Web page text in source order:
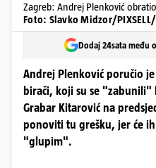
Zagreb: Andrej Plenković
Foto: Slavko Midzor/PIXSELL/
Dodaj 24sata među
Andrej Plenković poručio
birači, koji su se "zabunili"
Grabar Kitarović na
ponoviti tu grešku, jer će
"glupim".